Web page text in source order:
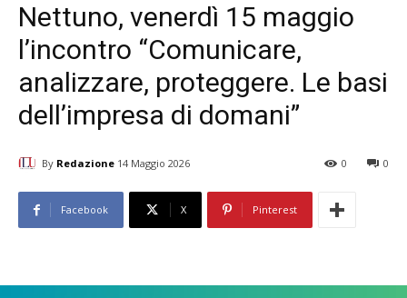
Nettuno, venerdì 15 maggio
l’incontro “Comunicare,
analizzare, proteggere. Le basi
dell’impresa di domani”
By Redazione 14 Maggio 2026 0
0
Facebook X Pinterest